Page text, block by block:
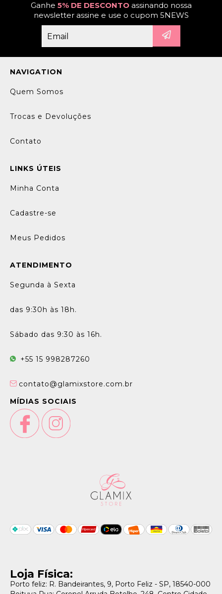
Ganhe 5% DE DESCONTOassinando nossa
newsletter assine e use o cupom 5NEWS
NAVIGATION
Quem Somos
Trocas e Devoluções
Contato
LINKS ÚTEIS
Minha Conta
Cadastre-se
Meus Pedidos
ATENDIMENTO
Segunda à Sexta
das 9:30h às 18h.
Sábado das 9:30 às 16h.
+55 15 998287260
contato@glamixstore.com.br
MÍDIAS SOCIAIS
Loja Física:
Porto feliz: R. Bandeirantes, 9, Porto Feliz - SP, 18540-000